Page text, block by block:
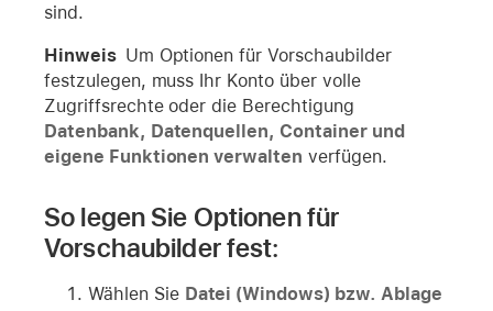
sind.
Hinweis Um Optionen für Vorschaubilder
festzulegen, muss Ihr Konto über volle
Zugriffsrechte oder die Berechtigung
Datenbank, Datenquellen, Container und
eigene Funktionen verwalten verfügen.
So legen Sie Optionen für
Vorschaubilder fest:
Wählen Sie Datei (Windows) bzw. Ablage